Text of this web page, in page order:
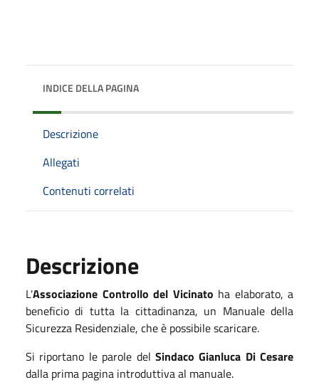
INDICE DELLA PAGINA
Descrizione
Allegati
Contenuti correlati
Descrizione
L'Associazione Controllo del Vicinato ha elaborato, a
beneficio di tutta la cittadinanza, un Manuale della
Sicurezza Residenziale, che è possibile scaricare.
Si riportano le parole del Sindaco Gianluca Di Cesare
dalla prima pagina introduttiva al manuale.